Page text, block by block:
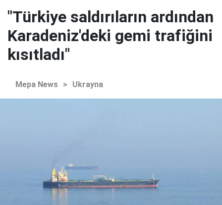
"Türkiye saldırıların ardından
Karadeniz'deki gemi trafiğini
kısıtladı"
Mepa News > Ukrayna